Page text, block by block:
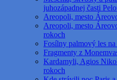
juhozápadnej časti
Areopoli, mesto
Areopoli, mesto
rokoch
Fosílny palmový les
Fragmenty z
Kardamyli, Agios
rokoch